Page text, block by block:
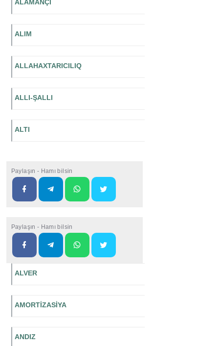
ALAMANÇI
ALIM
ALLAHAXTARICILIQ
ALLI-ŞALLI
ALTI
Paylaşın - Hamı bilsin
Paylaşın - Hamı bilsin
ALVER
AMORTİZASİYA
ANDIZ